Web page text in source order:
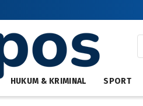
HUKUM & KRIMINAL SPORT